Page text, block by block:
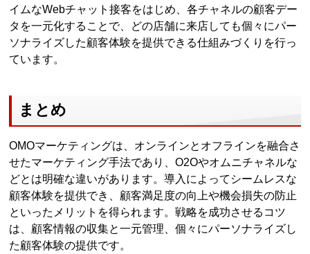
イムなWebチャット接客をはじめ、各チャネルの顧客デー
タを一元化することで、どの店舗に来店しても個々にパー
ソナライズした顧客体験を提供できる仕組みづくりを行っ
ています。
まとめ
OMOマーケティングは、オンラインとオフラインを融合さ
せたマーケティング手法であり、O2Oやオムニチャネルな
どとは明確な違いがあります。導入によってシームレスな
顧客体験を提供でき、顧客満足度の向上や機会損失の防止
といったメリットを得られます。戦略を成功させるコツ
は、顧客情報の収集と一元管理、個々にパーソナライズし
た顧客体験の提供です。